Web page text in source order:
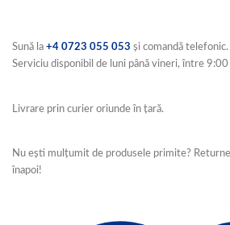
bumbac
L-
Sună la +4 0723 055 053 și comandă telefonic.
Serviciu disponibil de luni până vineri, între
Livrare prin curier oriunde în țară.
Nu ești mulțumit de produsele primite?
înapoi!